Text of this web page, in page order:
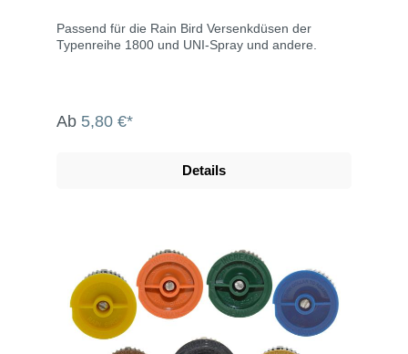
Passend für die Rain Bird Versenkdüsen der
Typenreihe 1800 und UNI-Spray und andere.
Ab 5,80 €*
Details